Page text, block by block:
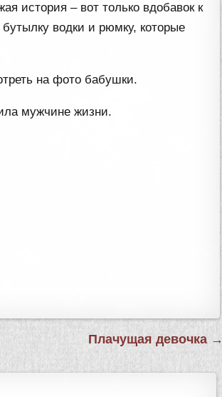
история – вот только вдобавок к
водки и рюмку, которые
на фото бабушки.
мужчине жизни.
Плачущая девочка →